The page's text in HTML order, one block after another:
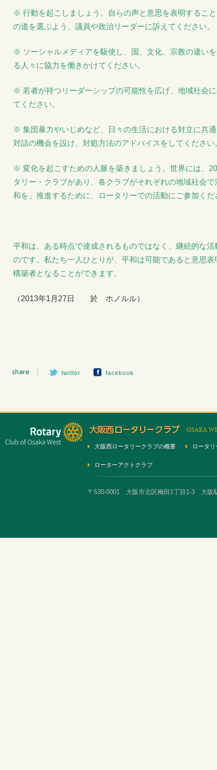
※ 行動を起こしましょう。自らの声と意思を表明するこ
の道を選ぶよう、議員や政治リーダーに訴えてください。
※ ソーシャルメディアを駆使し、国、文化、宗教の違い
る人々に協力を働きかけてください。
※ 若者が持つリーダーシップの可能性を広げ、地域社会
てください。
※ 集団暴力やいじめなど、日々の生活における対立に共
対話の機会を設け、対処方法のアドバイスをしてください
※ 変化を起こすための人脈を築きましょう。世界には、
タリー・クラブがあり、各クラブがそれぞれの地域社会
和を」推進するために、ロータリーでの活動にご参加くだ
平和は、ある時点で達成されるものではなく、継続的な
のです。私たち一人ひとりが、平和は可能であると意思
構築者となることができます。
（2013年1月27日 於 ホノルル）
twitter facebook
大阪西ロータリークラブの概要 ロータ
ローターアクトクラブ
〒530-0001 大阪市北区梅田1丁目1-3 大阪